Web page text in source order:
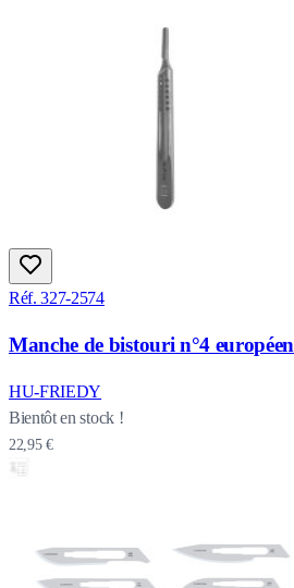
Réf. 327-2574
Manche de bistouri n°4 européen
HU-FRIEDY
Bientôt en stock !
22,95 €